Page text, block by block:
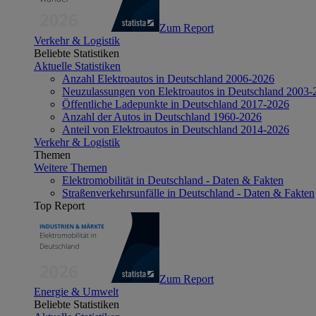
Zum Report
Verkehr & Logistik
Beliebte Statistiken
Aktuelle Statistiken
Anzahl Elektroautos in Deutschland 2006-2026
Neuzulassungen von Elektroautos in Deutschland 2003-
Öffentliche Ladepunkte in Deutschland 2017-2026
Anzahl der Autos in Deutschland 1960-2026
Anteil von Elektroautos in Deutschland 2014-2026
Verkehr & Logistik
Themen
Weitere Themen
Elektromobilität in Deutschland - Daten & Fakten
Straßenverkehrsunfälle in Deutschland - Daten & Fakten
Top Report
Zum Report
Energie & Umwelt
Beliebte Statistiken